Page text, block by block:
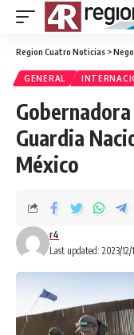
Region Cuatro Noticias >
GENERAL
Guardia
México
Last updated: 2023/12/
r4